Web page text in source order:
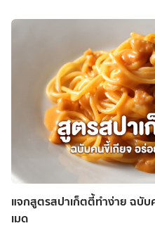
แจกสูตรสปาเก็ตตี้ทำง่าย ฉบับ
เมด